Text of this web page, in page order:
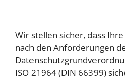
Wir stellen sicher, dass
nach den Anforderungen
ISO 21964 (DIN 66399)